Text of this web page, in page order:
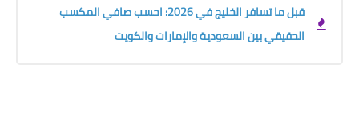
قبل ما تسافر الخليج في 2026: احسب صافي المكسب
الحقيقي بين السعودية والإمارات والكويت